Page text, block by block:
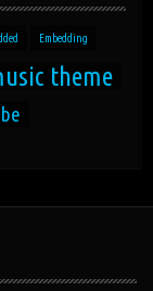
Embedding
theme